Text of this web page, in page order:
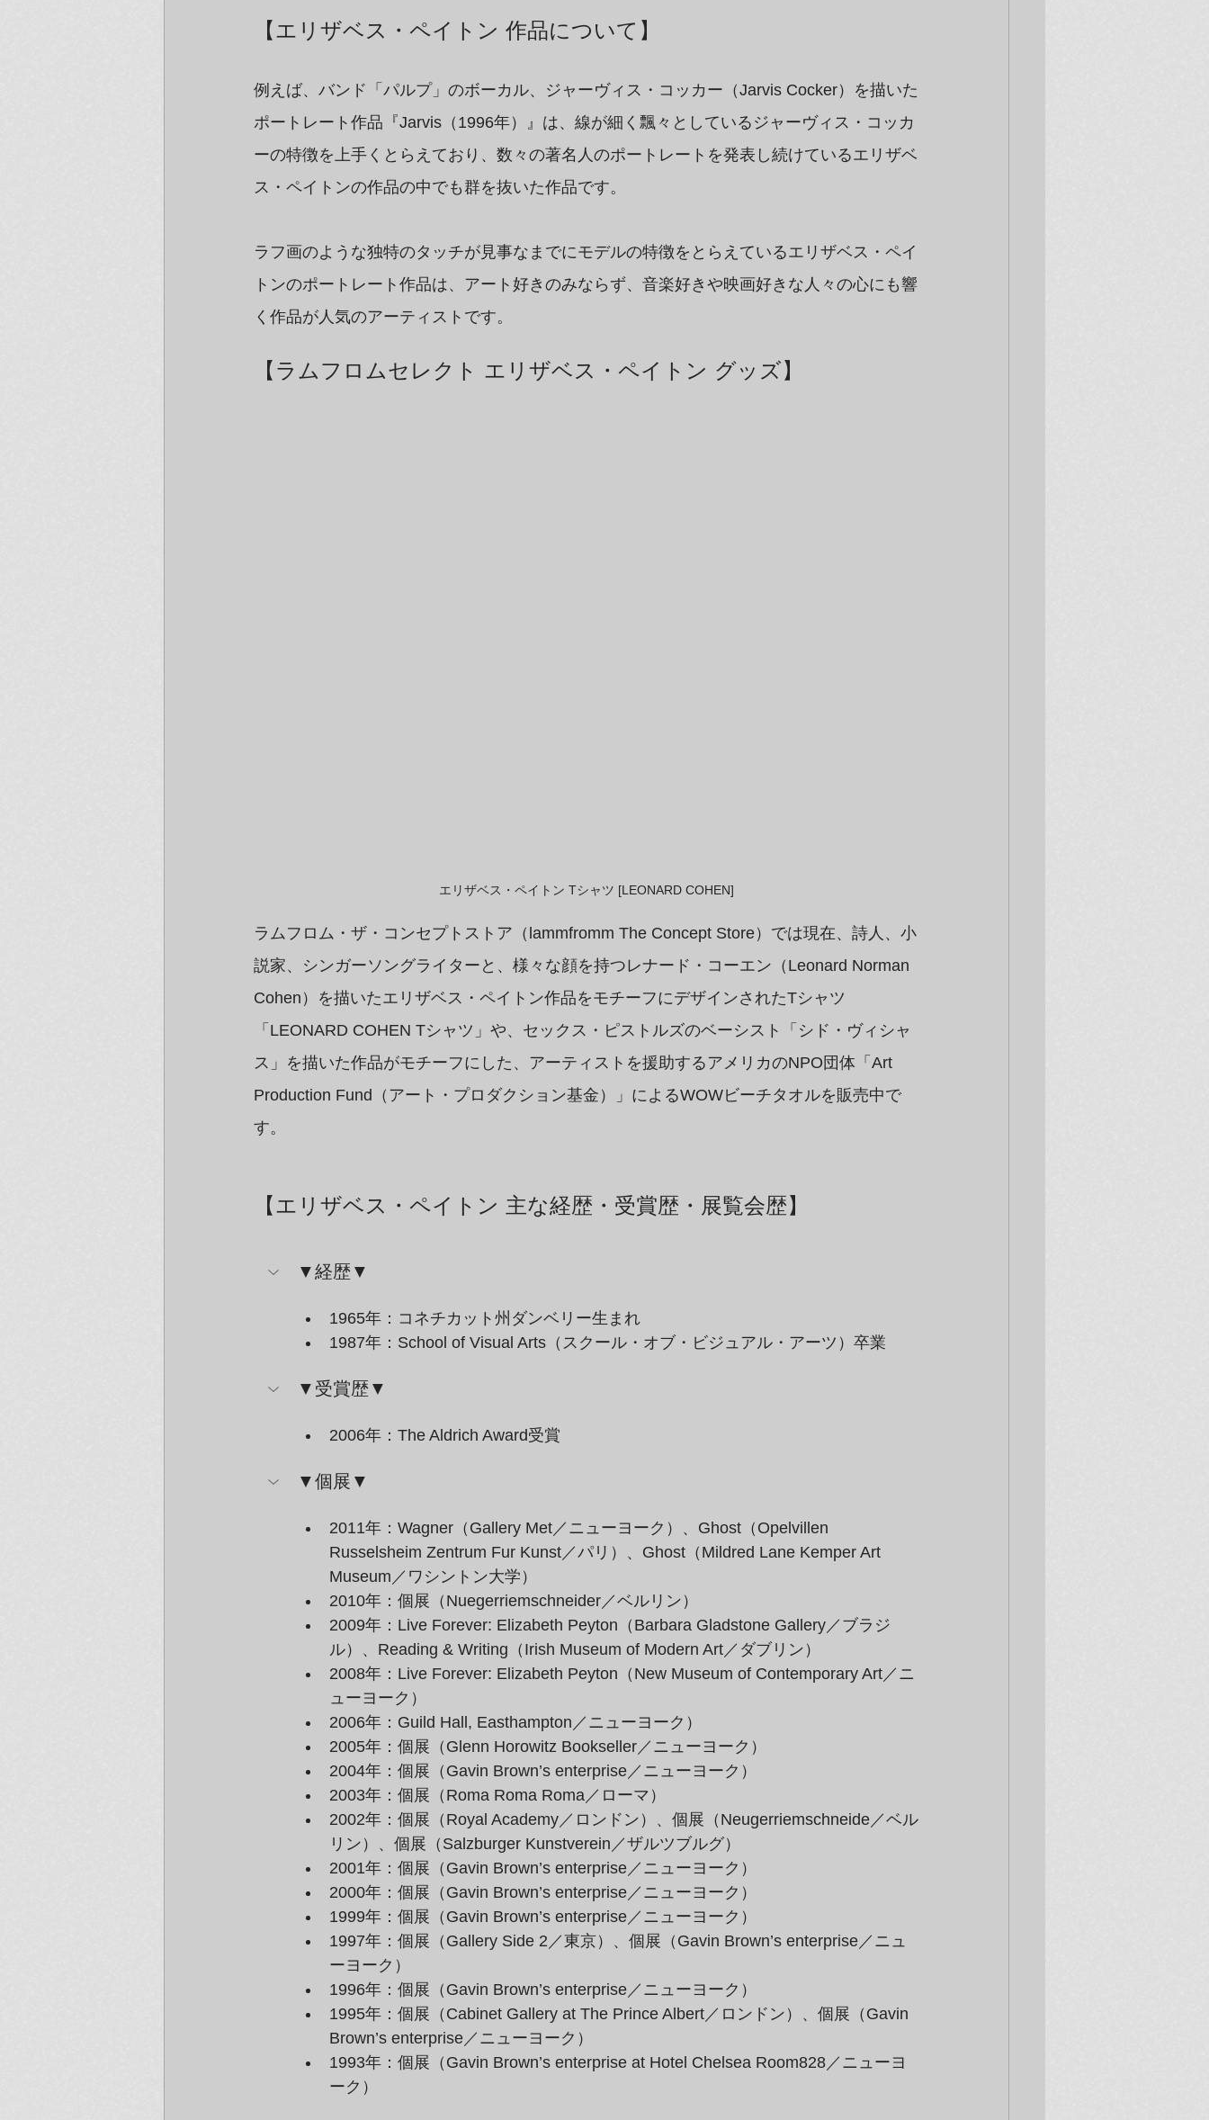
【エリザベス・ペイトン 作品について】
例えば、バンド「パルプ」のボーカル、ジャーヴィス・コッカー（Jarvis Cocker）を描いた
ポートレート作品『Jarvis（1996年）』は、線が細く飄々としているジャーヴィス・コッカ
ーの特徴を上手くとらえており、数々の著名人のポートレートを発表し続けているエリザベ
ス・ペイトンの作品の中でも群を抜いた作品です。
ラフ画のような独特のタッチが見事なまでにモデルの特徴をとらえているエリザベス・ペイ
トンのポートレート作品は、アート好きのみならず、音楽好きや映画好きな人々の心にも響
く作品が人気のアーティストです。
【ラムフロムセレクト エリザベス・ペイトン グッズ】
エリザベス・ペイトン Tシャツ [LEONARD COHEN]
ラムフロム・ザ・コンセプトストア（lammfromm The Concept Store）では現在、詩人、小
説家、シンガーソングライターと、様々な顔を持つレナード・コーエン（Leonard Norman
Cohen）を描いたエリザベス・ペイトン作品をモチーフにデザインされたTシャツ
「LEONARD COHEN Tシャツ」や、セックス・ピストルズのベーシスト「シド・ヴィシャ
ス」を描いた作品がモチーフにした、アーティストを援助するアメリカのNPO団体「Art
Production Fund（アート・プロダクション基金）」によるWOWビーチタオルを販売中で
す。
【エリザベス・ペイトン 主な経歴・受賞歴・展覧会歴】
▼経歴▼
1965年：コネチカット州ダンベリー生まれ
1987年：School of Visual Arts（スクール・オブ・ビジュアル・アーツ）卒業
▼受賞歴▼
2006年：The Aldrich Award受賞
▼個展▼
2011年：Wagner（Gallery Met／ニューヨーク）、Ghost（Opelvillen
Russelsheim Zentrum Fur Kunst／パリ）、Ghost（Mildred Lane Kemper Art
Museum／ワシントン大学）
2010年：個展（Nuegerriemschneider／ベルリン）
2009年：Live Forever: Elizabeth Peyton（Barbara Gladstone Gallery／ブラジ
ル）、Reading & Writing（Irish Museum of Modern Art／ダブリン）
2008年：Live Forever: Elizabeth Peyton（New Museum of Contemporary Art／ニ
ューヨーク）
2006年：Guild Hall, Easthampton／ニューヨーク）
2005年：個展（Glenn Horowitz Bookseller／ニューヨーク）
2004年：個展（Gavin Brown’s enterprise／ニューヨーク）
2003年：個展（Roma Roma Roma／ローマ）
2002年：個展（Royal Academy／ロンドン）、個展（Neugerriemschneide／ベル
リン）、個展（Salzburger Kunstverein／ザルツブルグ）
2001年：個展（Gavin Brown’s enterprise／ニューヨーク）
2000年：個展（Gavin Brown’s enterprise／ニューヨーク）
1999年：個展（Gavin Brown’s enterprise／ニューヨーク）
1997年：個展（Gallery Side 2／東京）、個展（Gavin Brown’s enterprise／ニュ
ーヨーク）
1996年：個展（Gavin Brown’s enterprise／ニューヨーク）
1995年：個展（Cabinet Gallery at The Prince Albert／ロンドン）、個展（Gavin
Brown’s enterprise／ニューヨーク）
1993年：個展（Gavin Brown’s enterprise at Hotel Chelsea Room828／ニューヨ
ーク）